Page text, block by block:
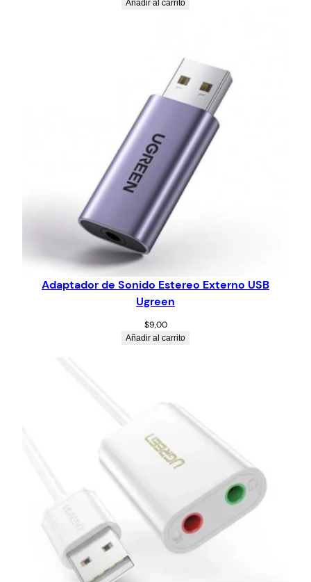
Añadir al carrito
Adaptador de Sonido Estereo Externo USB
Ugreen
$9,00
Añadir al carrito